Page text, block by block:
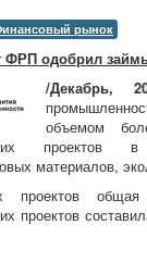
рынок
ФРП одобрил
/Декабрь,
объемом
проектов в
материалов,
проектов